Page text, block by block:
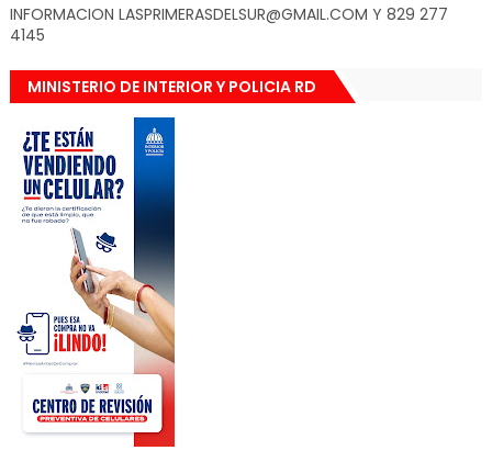
INFORMACION LASPRIMERASDELSUR@GMAIL.COM Y 829 277
4145
MINISTERIO DE INTERIOR Y POLICIA RD